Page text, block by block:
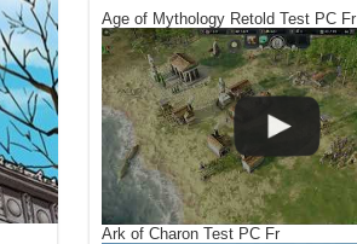
Age of Mythology Retold Test PC Fr
Ark of Charon Test PC Fr